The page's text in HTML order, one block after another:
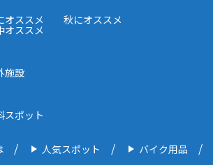
オススメ 秋にオススメ
オススメ
施設
スポット
人気スポット バイク用品